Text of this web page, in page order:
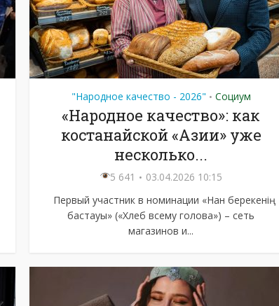
"Народное качество - 2026" • Социум
«Народное качество»: как
костанайской «Азии» уже
несколько...
5 641
03.04.2026 10:15
Первый участник в номинации «Нан берекенің
бастауы» («Хлеб всему голова») – сеть
магазинов и...